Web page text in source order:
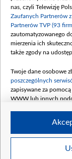
Data
Data
4
nas, czyli Telewizję
Zaufanych Partnerów
Partnerów TVP (93
zautomatyzowanego
mierzenia ich
także zgody na
Twoje dane osobowe
poszczególnych
zapisywane za
WWW lub innych
Twoje dane osobowe